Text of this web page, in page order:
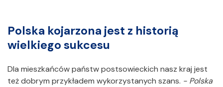
Polska kojarzona jest z historią
wielkiego sukcesu
Dla mieszkańców państw postsowieckich nasz kraj jest
też dobrym przykładem wykorzystanych szans. - Polska